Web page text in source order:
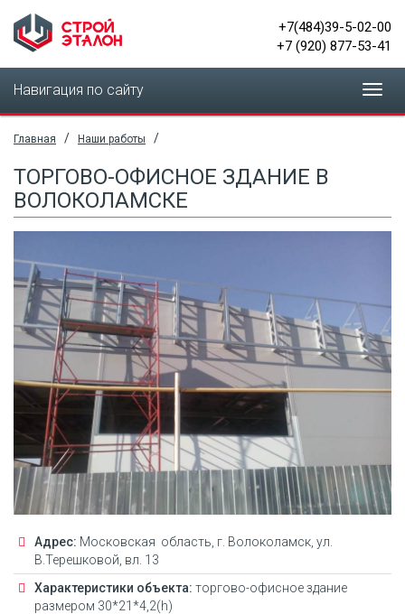
+7(484)39-5-02-00
+7 (920) 877-53-41
Навигация по сайту
Главная / Наши работы /
ТОРГОВО-ОФИСНОЕ ЗДАНИЕ В
ВОЛОКОЛАМСКЕ
Адрес: Московская область, г. Волоколамск, ул.
В.Терешковой, вл. 13
Характеристики объекта: торгово-офисное здание
размером 30*21*4,2(h)